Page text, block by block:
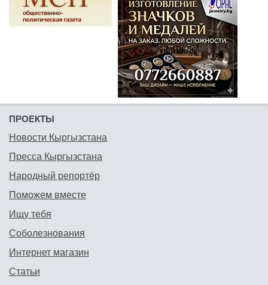
ПРОЕКТЫ
Новости Кыргызстана
Пресса Кыргызстана
Народный репортёр
Поможем вместе
Ищу тебя
Соболезнования
Интернет магазин
Статьи